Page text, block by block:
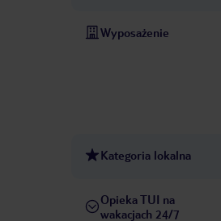
Wyposażenie
Kategoria lokalna
Opieka TUI na
wakacjach 24/7